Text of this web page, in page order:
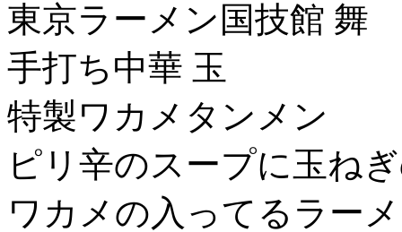
東京ラーメン国技館 舞
手打ち中華 玉
特製ワカメタンメン
ピリ辛のスープに玉ね
ワカメの入ってるラー